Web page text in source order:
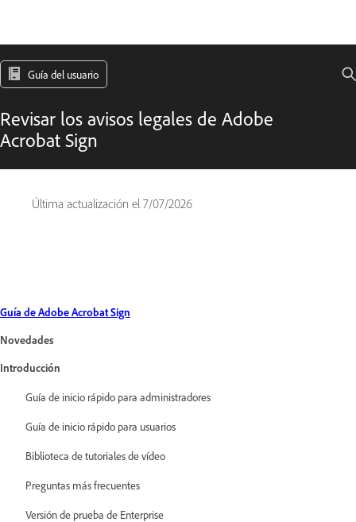
Guía del usuario
Revisar los avisos legales de Adobe
Acrobat Sign
Última actualización el 7/07/2026
Guía de Adobe Acrobat Sign
Novedades
Introducción
Guía de inicio rápido para administradores
Guía de inicio rápido para usuarios
Biblioteca de tutoriales de vídeo
Preguntas más frecuentes
Versión de prueba de Enterprise